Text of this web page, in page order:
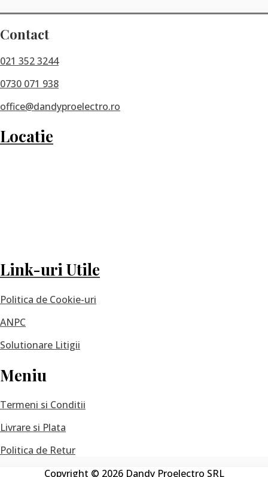
Contact
021 352 3244
0730 071 938
office@dandyproelectro.ro
Locatie
Link-uri Utile
Politica de Cookie-uri
ANPC
Solutionare Litigii
Meniu
Termeni si Conditii
Livrare si Plata
Politica de Retur
Copyright © 2026 Dandy Proelectro SRL